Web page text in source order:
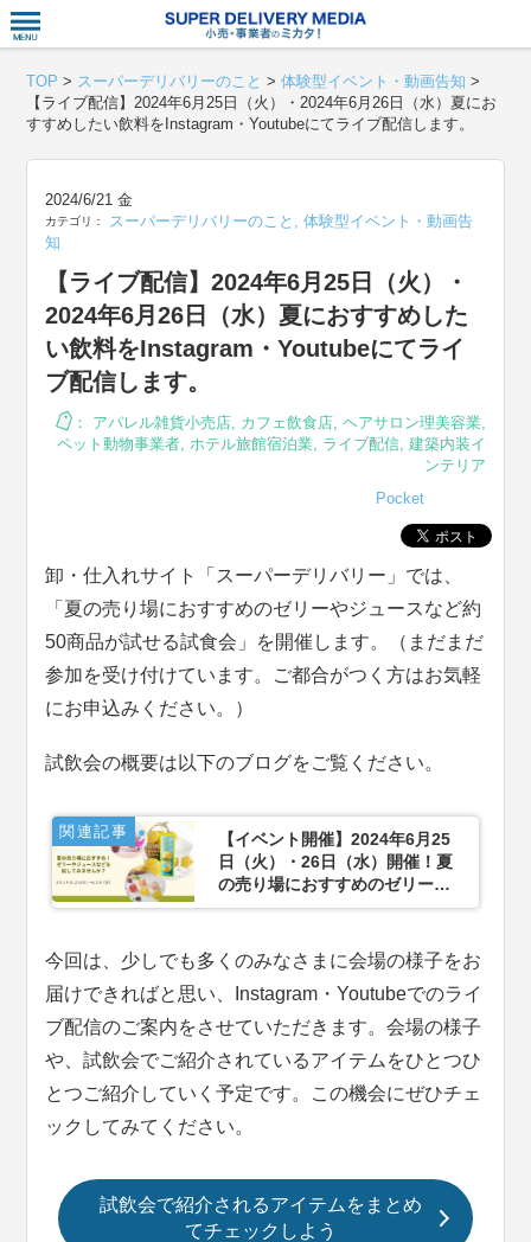
TOP > スーパーデリバリーのこと >体験型イベント・動画告知 >
【ライブ配信】2024年6月25日（火）・2024年6月26日（水）夏にお
すすめしたい飲料をInstagram・Youtubeにてライブ配信します。
2024/6/21 金
カテゴリ： スーパーデリバリーのこと ,体験型イベント・動画告
知
【ライブ配信】2024年6月25日（火）・
2024年6月26日（水）夏におすすめした
い飲料をInstagram・Youtubeにてライ
ブ配信します。
： アパレル雑貨小売店, カフェ飲食店, ヘアサロン理美容業,
ペット動物事業者, ホテル旅館宿泊業, ライブ配信, 建築内装イ
ンテリア
Pocket
卸・仕入れサイト「スーパーデリバリー」では、
「夏の売り場におすすめのゼリーやジュースなど約
50商品が試せる試食会」を開催します。（まだまだ
参加を受け付けています。ご都合がつく方はお気軽
にお申込みください。）
試飲会の概要は以下のブログをご覧ください。
関連記事
【イベント開催】2024年6月25
日（火）・26日（水）開催！夏
の売り場におすすめのゼリーや
ジュースなど約50商品が試せる
今回は、少しでも多くのみなさまに会場の様子をお
届けできればと思い、Instagram・Youtubeでのライ
ブ配信のご案内をさせていただきます。会場の様子
や、試飲会でご紹介されているアイテムをひとつひ
とつご紹介していく予定です。この機会にぜひチェ
ックしてみてください。
試飲会で紹介されるアイテムをまとめ
てチェックしよう